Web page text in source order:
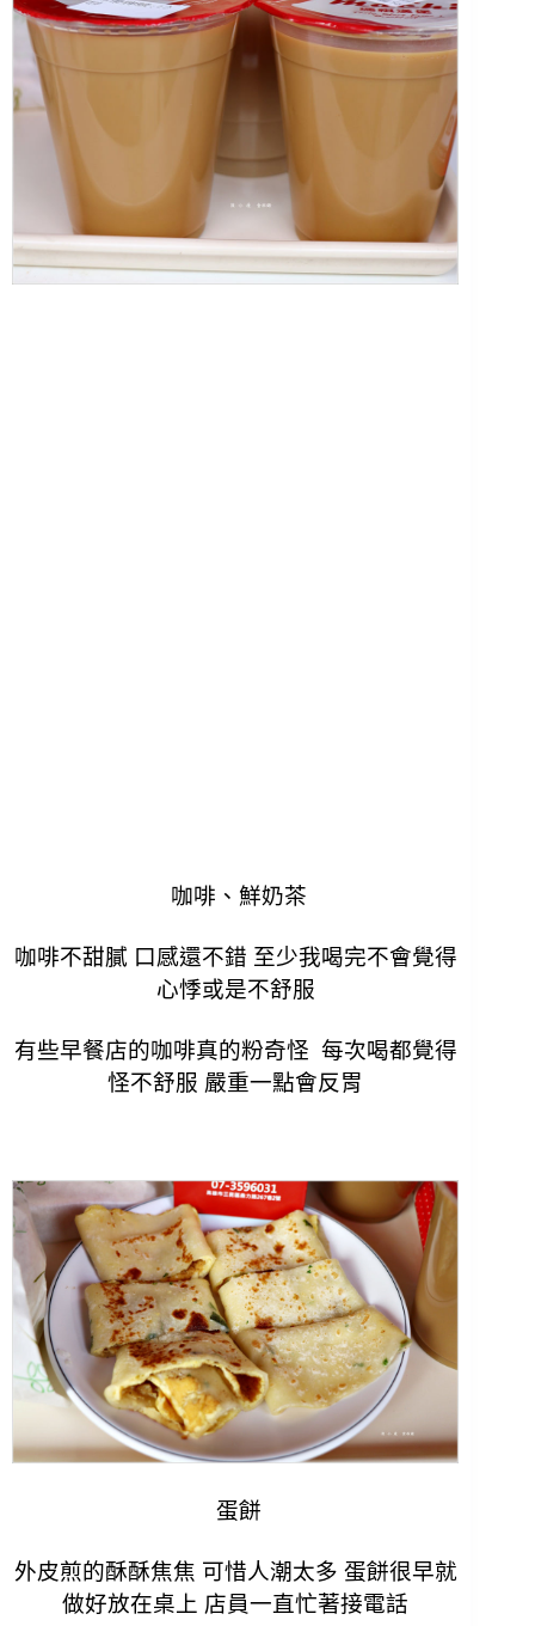
咖啡、鮮奶茶
咖啡不甜膩 口感還不錯 至少我喝完不會覺得
心悸或是不舒服
有些早餐店的咖啡真的粉奇怪 每次喝都覺得
怪不舒服 嚴重一點會反胃
蛋餅
外皮煎的酥酥焦焦 可惜人潮太多 蛋餅很早就
做好放在桌上 店員一直忙著接電話